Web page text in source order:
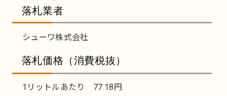
落札業者
シューワ株式会社
落札価格（消費税抜）
1リットルあたり 77.18円